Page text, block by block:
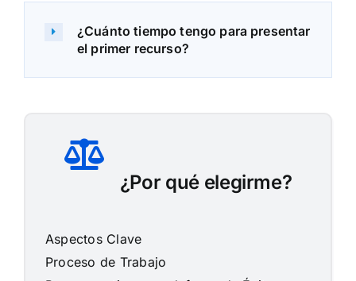
¿Cuánto tiempo tengo para presentar
el primer recurso?
¿Por qué elegirme?
Aspectos Clave
Proceso de Trabajo